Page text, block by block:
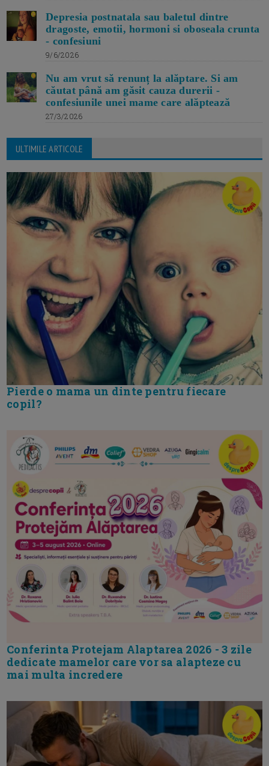
Depresia postnatala sau baletul dintre
dragoste, emotii, hormoni si oboseala crunta
- confesiuni
9/6/2026
Nu am vrut să renunț la alăptare. Si am
căutat până am găsit cauza durerii -
confesiunile unei mame care alăptează
27/3/2026
ULTIMILE ARTICOLE
Pierde o mama un dinte pentru fiecare
copil?
Conferinta Protejam Alaptarea 2026 - 3 zile
dedicate mamelor care vor sa alapteze cu
mai multa incredere